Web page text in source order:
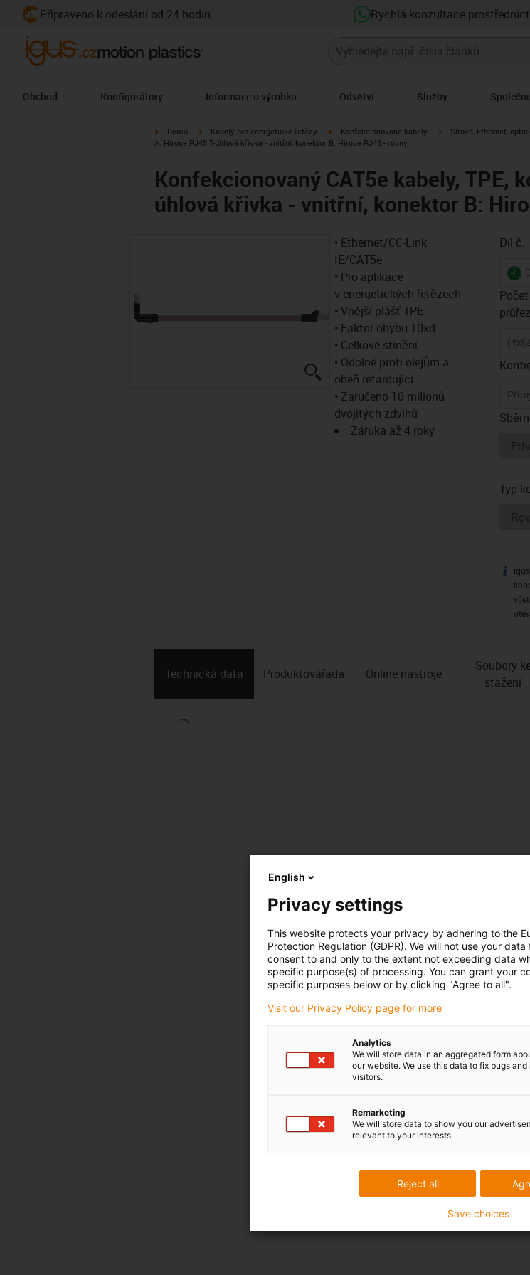
Připraveno k odeslání od 24 hodin Rychlá konzultace
Obchod Konfigurátory Informace o výrobku Odvětví Služby
igus-icon-arrow-right
Domů igus-icon-arrow-right
Kabely pro energetické řetězy igus-icon-arrow-right
Konfekcionované kabely igus-icon-arrow-right
Síťové, Ethernet,
A: Hirose RJ45 T-úhlová křivka - vnitřní, konektor B: Hirose RJ45 - rovný
Konfekcionovaný CAT5e kabely, TPE,
úhlová křivka - vnitřní, konektor B:
igus-icon-lupe
• Ethernet/CC-Link
IE/CAT5e
• Pro aplikace
v energetických řetězech
• Vnější plášť TPE
• Faktor ohybu 10xd
• Celkové stínění
• Odolné proti olejům a
oheň retardující
• Zaručeno 10 milionů
dvojitých zdvihů
Záruka až 4 roky
Díl č.
Typ
igus-
Technická data Produktová­řada Online nástroje
Soubory
stažení
English
Privacy settings
This website protects your privacy by adhering to the
Protection Regulation (GDPR). We will not use your
consent to and only to the extent not exceeding data
specific purpose(s) of processing. You can grant your
specific purposes below or by clicking "Agree to all".
Visit our Privacy Policy page for more
Analytics
We will store data in an aggregated form
our website. We use this data to fix bugs
visitors.
Remarketing
We will store data to show you our
relevant to your interests.
Reject all
Save choices